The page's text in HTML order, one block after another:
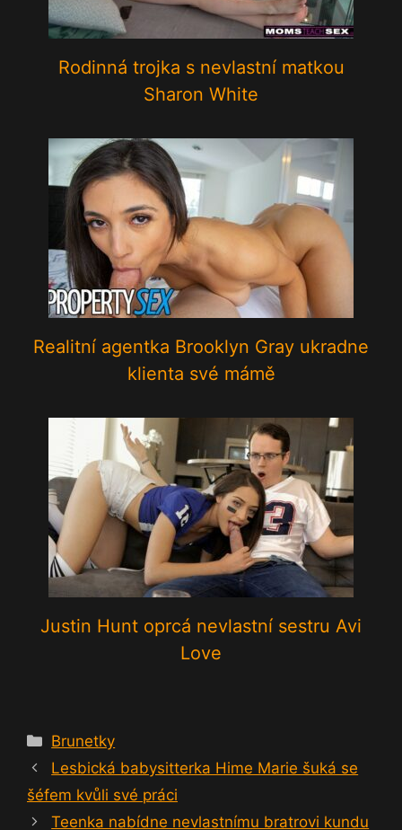
Rodinná trojka s nevlastní matkou
Sharon White
Realitní agentka Brooklyn Gray ukradne
klienta své mámě
Justin Hunt oprcá nevlastní sestru Avi
Love
Rubriky
Brunetky
Lesbická babysitterka Hime Marie šuká se
šéfem kvůli své práci
Teenka nabídne nevlastnímu bratrovi kundu